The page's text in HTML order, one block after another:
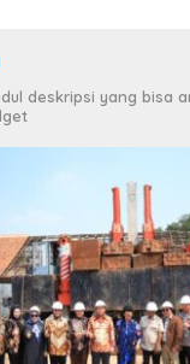
deskripsi yang bisa